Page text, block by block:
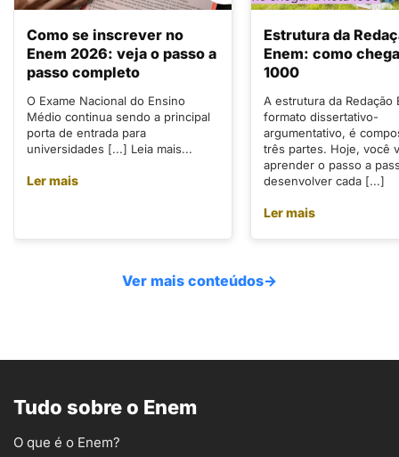
Como se inscrever no
Enem 2026: veja o passo a
passo completo
O Exame Nacional do Ensino
Médio continua sendo a principal
porta de entrada para
universidades [...] Leia mais...
Ler mais
Estrutura da
Enem: como
1000
A estrutura da Redação
formato dissertativo-
argumentativo, é
três partes. Hoje, você
aprender o passo a
desenvolver cada [...]
Ler mais
Ver mais conteúdos→
Tudo sobre o Enem
O que é o Enem?